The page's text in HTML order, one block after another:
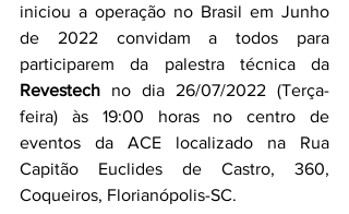
iniciou a operação no Brasil em Junho
de 2022 convidam a todos para
Revestech no dia 26/07/2022 (Terça-
feira) às 19:00 horas no centro de
eventos da ACE localizado na Rua
Capitão Euclides de Castro, 360,
Coqueiros, Florianópolis-SC.